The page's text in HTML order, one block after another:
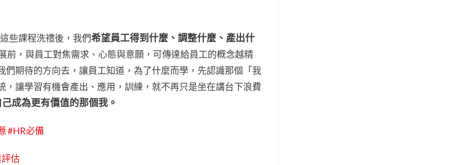
些課程洗禮後，我們希望員工得到什麼、調整什麼、產出什
前，與員工對焦需求、心態與意願，可傳達給員工的概念越精
們期待的方向去，讓員工知道，為了什麼而學，先認識那個「我
，讓學習有機會產出、應用，訓練，就不再只是坐在講台下浪費
成為更有價值的那個我。
#HR必備
估